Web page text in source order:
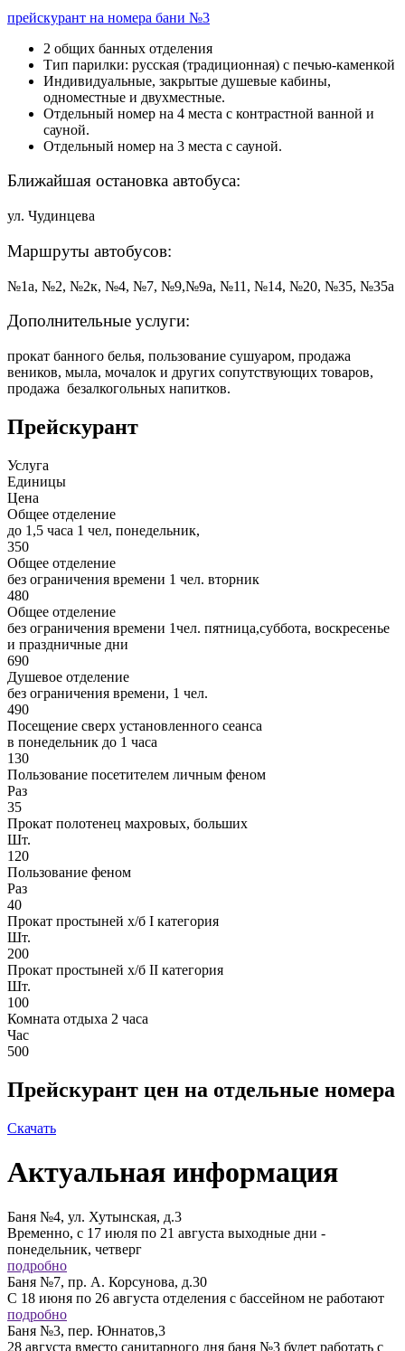
прейскурант на номера бани №3
2 общих банных отделения
Тип парилки: русская (традиционная) с печью-каменкой
Индивидуальные, закрытые душевые кабины,
одноместные и двухместные.
Отдельный номер на 4 места с контрастной ванной и
сауной.
Отдельный номер на 3 места с сауной.
Ближайшая остановка автобуса:
ул. Чудинцева
Маршруты автобусов:
№1а, №2, №2к, №4, №7, №9,№9а, №11, №14, №20, №35, №35а
Дополнительные услуги:
прокат банного белья, пользование сушуаром, продажа
веников, мыла, мочалок и других сопутствующих товаров,
продажа безалкогольных напитков.
Прейскурант
Услуга
Единицы
Цена
Общее отделение
до 1,5 часа 1 чел, понедельник,
350
Общее отделение
без ограничения времени 1 чел. вторник
480
Общее отделение
без ограничения времени 1чел. пятница,суббота, воскресенье
и праздничные дни
690
Душевое отделение
без ограничения времени, 1 чел.
490
Посещение сверх установленного сеанса
в понедельник до 1 часа
130
Пользование посетителем личным феном
Раз
35
Прокат полотенец махровых, больших
Шт.
120
Пользование феном
Раз
40
Прокат простыней х/б I категория
Шт.
200
Прокат простыней х/б II категория
Шт.
100
Комната отдыха 2 часа
Час
500
Прейскурант цен на отдельные номера
Скачать
Актуальная информация
Баня №4, ул. Хутынская, д.3
Временно, с 17 июля по 21 августа выходные дни -
понедельник, четверг
подробно
Баня №7, пр. А. Корсунова, д.30
С 18 июня по 26 августа отделения с бассейном не работают
подробно
Баня №3, пер. Юннатов,3
28 августа вместо санитарного дня баня №3 будет работать с